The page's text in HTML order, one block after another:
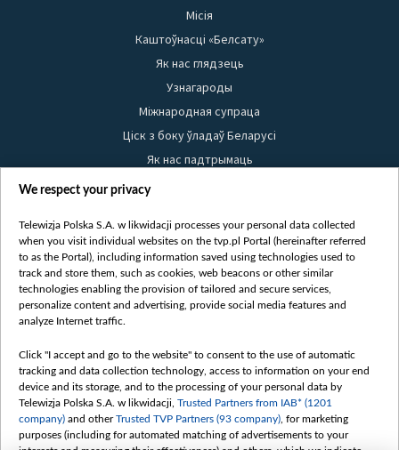
Місія
Каштоўнасці «Белсату»
Як нас глядзець
Узнагароды
Міжнародная супраца
Ціск з боку ўладаў Беларусі
Як нас падтрымаць
Правілы выкарыстання матэрыялаў
Бяспека
Youtube
Белсат news
Белсат Shorts
Жэстачайшы мульт
Belsat English
Biełsat PL
Белсат Now
We respect your privacy
Telewizja Polska S.A. w likwidacji processes your personal data collected
when you visit individual websites on the tvp.pl Portal (hereinafter referred
to as the Portal), including information saved using technologies used to
track and store them, such as cookies, web beacons or other similar
technologies enabling the provision of tailored and secure services,
personalize content and advertising, provide social media features and
analyze Internet traffic.
Click "I accept and go to the website" to consent to the use of automatic
tracking and data collection technology, access to information on your end
device and its storage, and to the processing of your personal data by
Telewizja Polska S.A. w likwidacji, Trusted Partners from IAB* (1201
company) and otherTrusted TVP Partners (93 company) , for marketing
purposes (including for automated matching of advertisements to your